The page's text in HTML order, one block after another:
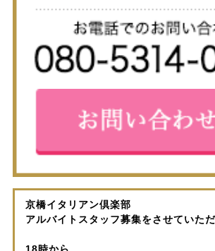
京橋イタリアン倶楽部
アルバイトスタッフ募集をさせていた